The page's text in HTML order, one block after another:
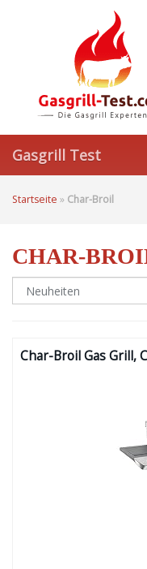
Gasgrill Test
Startseite » Char-Broil
CHAR-
Char-Broil Gas Grill,